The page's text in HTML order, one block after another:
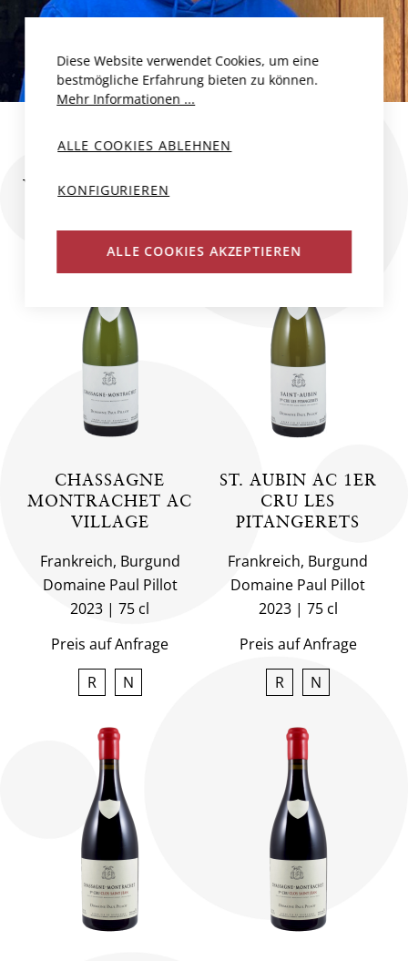
WEINE DES PRODUZENTEN
CHASSAGNE
MONTRACHET AC
VILLAGE
Frankreich, Burgund
Domaine Paul Pillot
2023
75 cl
Preis auf Anfrage
R
N
ST. AUBIN AC 1ER
CRU LES
PITANGERETS
Frankreich, Burgund
Domaine Paul Pillot
2023
75 cl
Preis auf Anfrage
R
N
Diese Website verwendet Cookies, um eine
bestmögliche Erfahrung bieten zu können.
Mehr Informationen ...
ALLE COOKIES ABLEHNEN
KONFIGURIEREN
ALLE COOKIES AKZEPTIEREN